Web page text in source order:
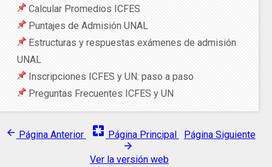
Calcular Promedios ICFES
Puntajes de Admisión UNAL
Estructuras y respuestas exámenes de admisión
UNAL
Inscripciones ICFES y UN: paso a paso
Preguntas Frecuentes ICFES y UN
arrow_back Página Anterior pages Página Principal Página Siguiente
arrow_forward
Ver la versión web